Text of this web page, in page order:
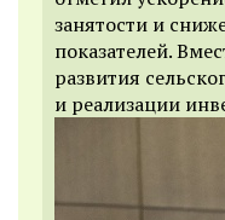
занятости и
показателей.
развития
и реализации